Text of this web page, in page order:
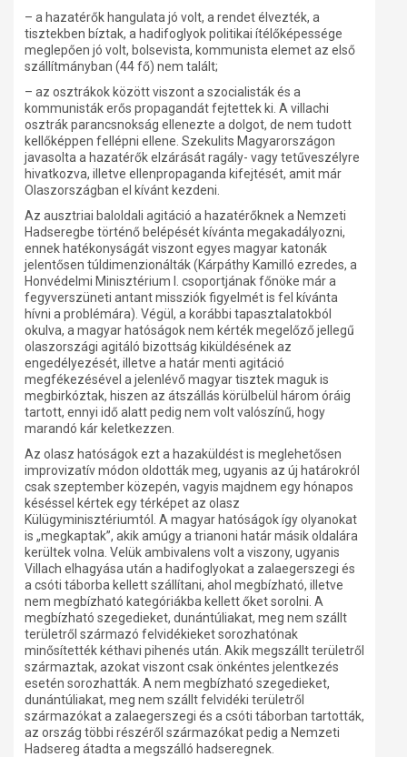
– a hazatérők hangulata jó volt, a rendet élvezték, a
tisztekben bíztak, a hadifoglyok politikai ítélőképessége
meglepően jó volt, bolsevista, kommunista elemet az első
szállítmányban (44 fő) nem talált;
– az osztrákok között viszont a szocialisták és a
kommunisták erős propagandát fejtettek ki. A villachi
osztrák parancsnokság ellenezte a dolgot, de nem tudott
kellőképpen fellépni ellene. Szekulits Magyarországon
javasolta a hazatérők elzárását ragály- vagy tetűveszélyre
hivatkozva, illetve ellenpropaganda kifejtését, amit már
Olaszországban el kívánt kezdeni.
Az ausztriai baloldali agitáció a hazatérőknek a Nemzeti
Hadseregbe történő belépését kívánta megakadályozni,
ennek hatékonyságát viszont egyes magyar katonák
jelentősen túldimenzionálták (Kárpáthy Kamilló ezredes, a
Honvédelmi Minisztérium I. csoportjának főnöke már a
fegyverszüneti antant missziók figyelmét is fel kívánta
hívni a problémára). Végül, a korábbi tapasztalatokból
okulva, a magyar hatóságok nem kérték megelőző jellegű
olaszországi agitáló bizottság kiküldésének az
engedélyezését, illetve a határ menti agitáció
megfékezésével a jelenlévő magyar tisztek maguk is
megbirkóztak, hiszen az átszállás körülbelül három óráig
tartott, ennyi idő alatt pedig nem volt valószínű, hogy
marandó kár keletkezzen.
Az olasz hatóságok ezt a hazaküldést is meglehetősen
improvizatív módon oldották meg, ugyanis az új határokról
csak szeptember közepén, vagyis majdnem egy hónapos
késéssel kértek egy térképet az olasz
Külügyminisztériumtól. A magyar hatóságok így olyanokat
is „megkaptak”, akik amúgy a trianoni határ másik oldalára
kerültek volna. Velük ambivalens volt a viszony, ugyanis
Villach elhagyása után a hadifoglyokat a zalaegerszegi és
a csóti táborba kellett szállítani, ahol megbízható, illetve
nem megbízható kategóriákba kellett őket sorolni. A
megbízható szegedieket, dunántúliakat, meg nem szállt
területről származó felvidékieket sorozhatónak
minősítették kéthavi pihenés után. Akik megszállt területről
származtak, azokat viszont csak önkéntes jelentkezés
esetén sorozhatták. A nem megbízható szegedieket,
dunántúliakat, meg nem szállt felvidéki területről
származókat a zalaegerszegi és a csóti táborban tartották,
az ország többi részéről származókat pedig a Nemzeti
Hadsereg átadta a megszálló hadseregnek.